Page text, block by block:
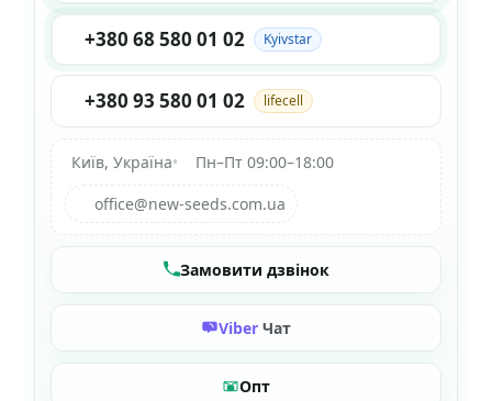
+380 68 580 01 02 Kyivstar
+380 93 580 01 02 lifecell
Київ, Україна•
Пн–Пт 09:00–18:00
office@new-seeds.com.ua
Замовити дзвінок
Viber Чат
Опт